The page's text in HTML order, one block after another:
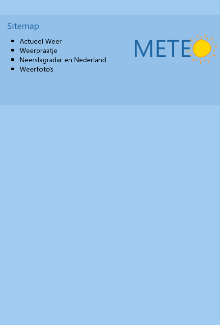
Sitemap
Actueel Weer
Weerpraatje
Neerslagradar en Nederland
Weerfoto’s